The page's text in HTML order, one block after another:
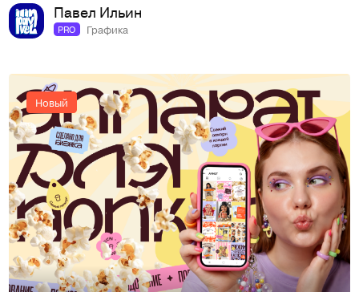
Павел Ильин
PRO Графика
Новый